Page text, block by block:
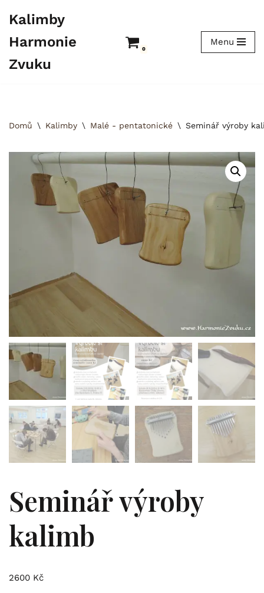
na
obsah
Kalimby
Harmonie
Zvuku
0
Menu
Domů \ Kalimby \ Malé - pentatonické \ Seminář výroby
Seminář výroby
kalimb
2600 Kč